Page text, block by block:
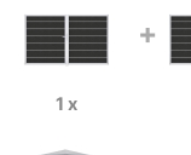
+
1 x